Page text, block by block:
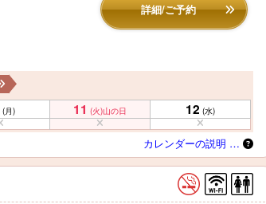
詳細/ご予約
(月) 11 (火)山の日 12 (水)
カレンダーの説明 …